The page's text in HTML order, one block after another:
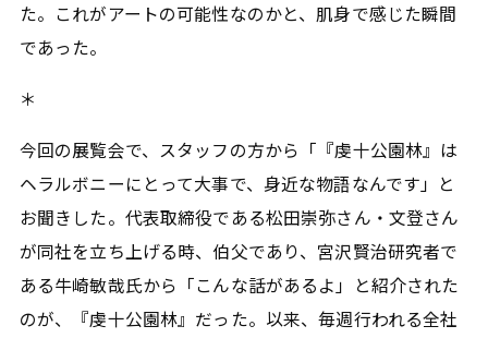
た。これがアートの可能性なのかと、肌身で感じた瞬間
であった。
＊
今回の展覧会で、スタッフの方から「『虔十公園林』は
ヘラルボニーにとって大事で、身近な物語なんです」と
お聞きした。代表取締役である松田崇弥さん・文登さん
が同社を立ち上げる時、伯父であり、宮沢賢治研究者で
ある牛崎敏哉氏から「こんな話があるよ」と紹介された
のが、『虔十公園林』だった。以来、毎週行われる全社